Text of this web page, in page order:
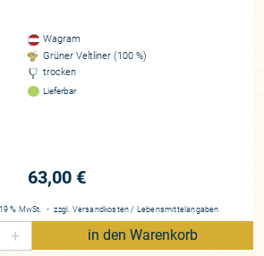
Wagram
Grüner Veltliner (100 %)
trocken
Lieferbar
63,00 €
% MwSt.・zzgl. Versandkosten / Lebensmittelangaben
+ in den Warenkorb